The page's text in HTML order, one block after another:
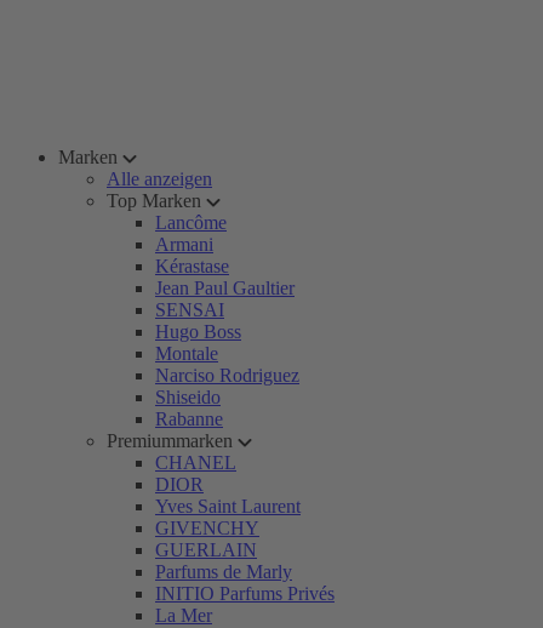
Marken
Alle anzeigen
Top Marken
Lancôme
Armani
Kérastase
Jean Paul Gaultier
SENSAI
Hugo Boss
Montale
Narciso Rodriguez
Shiseido
Rabanne
Premiummarken
CHANEL
DIOR
Yves Saint Laurent
GIVENCHY
GUERLAIN
Parfums de Marly
INITIO Parfums Privés
La Mer